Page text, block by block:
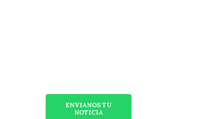
ENVIANOS TU
NOTICIA